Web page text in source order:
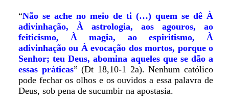
“Não se ache no meio de ti (…) quem se dê À
adivinhação, À astrologia, aos agouros, ao
feiticismo, À magia, ao espiritismo, À
adivinhação ou À evocação dos mortos, porque o
Senhor; teu Deus, abomina aqueles que se dão a
essas práticas” (Dt 18,10-1 2a). Nenhum católico
pode fechar os olhos e os ouvidos a essa palavra de
Deus, sob pena de sucumbir na apostasia.